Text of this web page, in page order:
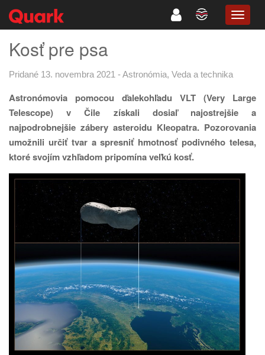
Kosť pre psa
Pridané 13. novembra 2021 -Astronómia, Veda a technika
Astronómovia pomocou ďalekohľadu VLT (Very Large
Telescope) v Čile získali dosiaľ najostrejšie a
najpodrobnejšie zábery asteroidu Kleopatra. Pozorovania
umožnili určiť tvar a spresniť hmotnosť podivného telesa,
ktoré svojím vzhľadom pripomína veľkú kosť.